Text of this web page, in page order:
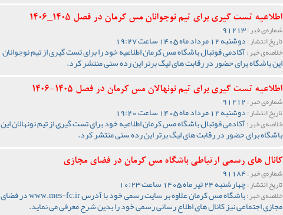
اطلاعیه تست گیری برای تیم نوجوانان مس کرمان در فصل 1405_1406
شماره‌ی خبر :91213
تاریخ انتشار :دوشنبه 12 مرداد ماه 1405 ساعت 19:27
خلاصه‌ی خبر :آکادمی فوتبال باشگاه مس کرمان اطلاعیه خود را برای تست گیری از تیم نوجوانان
این باشگاه برای حضور در رقابت های لیگ برتر این رده سنی منتشر کرد.
اطلاعیه تست گیری برای تیم نونهالان مس کرمان در فصل 1405-1406
شماره‌ی خبر :
تاریخ انتشار :دوشنبه 12 مرداد ماه 1405 ساعت 19:20
خلاصه‌ی خبر :آکادمی فوتبال باشگاه مس کرمان اطلاعیه خود برای تست گیری از تیم نونهالان این
باشگاه برای حضور در رقابت های لیگ برتر این رده سنی منتشر کرد.
کانال های رسمی ارتباطی باشگاه مس کرمان در فضای مجازی
شماره‌ی خبر :91184
تاریخ انتشار :چهارشنبه 24 تیر ماه 1405 ساعت 10:23
خلاصه‌ی خبر : باشگاه مس کرمان علاوه بر سایت رسمی خود با آدرس www.mes-fc.ir در فضای
مجازی اجتماعی نیز کانال های اطلاع رسانی رسمی خود را بدین شرح معرفی می نماید.